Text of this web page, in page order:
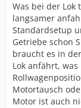
Was bei der Lok
langsamer
Standardsetup
Getriebe schon
braucht es in
Lok anfährt,
Motortausch
Motor ist auch